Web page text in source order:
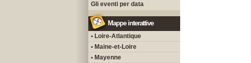
Gli eventi per data
Mappe interattive
• Loire-Atlantique
• Maine-et-Loire
• Mayenne